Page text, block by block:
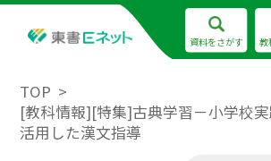
資料をさがす 教
TOP
[教科情報][特集]古典学習－小学校
活用した漢文指導